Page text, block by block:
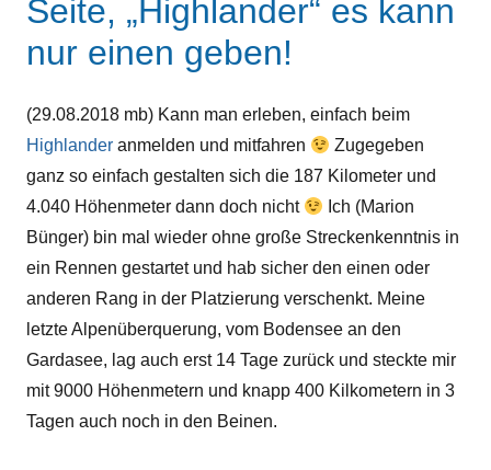
Seite, „Highlander“ es kann
nur einen geben!
(29.08.2018 mb) Kann man erleben, einfach beim
Highlander anmelden und mitfahren
Zugegeben
ganz so einfach gestalten sich die 187 Kilometer und
4.040 Höhenmeter dann doch nicht
Ich (Marion
Bünger) bin mal wieder ohne große Streckenkenntnis in
ein Rennen gestartet und hab sicher den einen oder
anderen Rang in der Platzierung verschenkt. Meine
letzte Alpenüberquerung, vom Bodensee an den
Gardasee, lag auch erst 14 Tage zurück und steckte mir
mit 9000 Höhenmetern und knapp 400 Kilkometern in 3
Tagen auch noch in den Beinen.